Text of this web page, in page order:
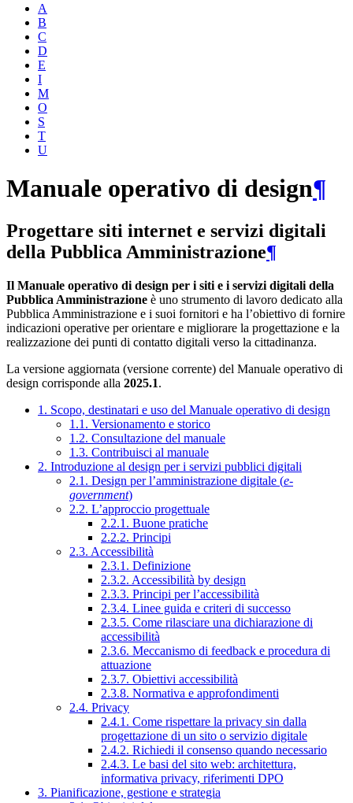
A
B
C
D
E
I
M
O
S
T
U
Manuale operativo di design¶
Progettare siti internet e servizi digitali
della Pubblica Amministrazione¶
Il Manuale operativo di design per i siti e i servizi digitali della
Pubblica Amministrazione è uno strumento di lavoro dedicato alla
Pubblica Amministrazione e i suoi fornitori e ha l’obiettivo di fornire
indicazioni operative per orientare e migliorare la progettazione e la
realizzazione dei punti di contatto digitali verso la cittadinanza.
La versione aggiornata (versione corrente) del Manuale operativo di
design corrisponde alla 2025.1.
1. Scopo, destinatari e uso del Manuale operativo di design
1.1. Versionamento e storico
1.2. Consultazione del manuale
1.3. Contribuisci al manuale
2. Introduzione al design per i servizi pubblici digitali
2.1. Design per l’amministrazione digitale (e-
government)
2.2. L’approccio progettuale
2.2.1. Buone pratiche
2.2.2. Principi
2.3. Accessibilità
2.3.1. Definizione
2.3.2. Accessibilità by design
2.3.3. Principi per l’accessibilità
2.3.4. Linee guida e criteri di successo
2.3.5. Come rilasciare una dichiarazione di
accessibilità
2.3.6. Meccanismo di feedback e procedura di
attuazione
2.3.7. Obiettivi accessibilità
2.3.8. Normativa e approfondimenti
2.4. Privacy
2.4.1. Come rispettare la privacy sin dalla
progettazione di un sito o servizio digitale
2.4.2. Richiedi il consenso quando necessario
2.4.3. Le basi del sito web: architettura,
informativa privacy, riferimenti DPO
3. Pianificazione, gestione e strategia